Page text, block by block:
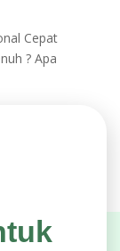
Cepat
? Apa